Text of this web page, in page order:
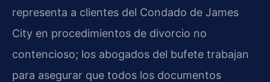
representa a clientes del Condado de James
City en procedimientos de divorcio no
contencioso; los abogados del bufete trabajan
para asegurar que todos los documentos